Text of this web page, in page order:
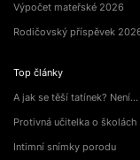
Výpočet mateřské 2026
Rodičovský příspěvek
Top články
A jak se těší tatínek? Není…
Protivná učitelka o školách
Intimní snímky porodu